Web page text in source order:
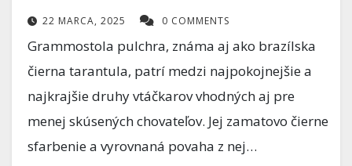
22 MARCA, 2025 0 COMMENTS
Grammostola pulchra, známa aj ako brazílska
čierna tarantula, patrí medzi najpokojnejšie a
najkrajšie druhy vtáčkarov vhodných aj pre
menej skúsených chovateľov. Jej zamatovo čierne
sfarbenie a vyrovnaná povaha z nej…